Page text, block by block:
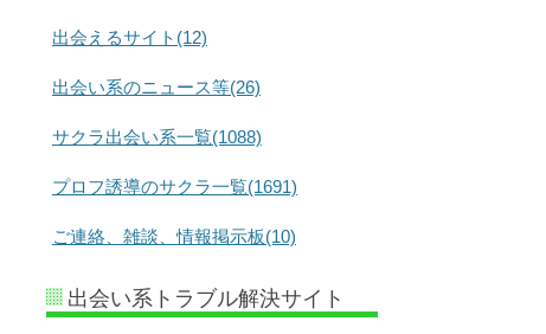
出会えるサイト(12)
出会い系のニュース等(26)
サクラ出会い系一覧(1088)
プロフ誘導のサクラ一覧(1691)
ご連絡、雑談、情報掲示板(10)
出会い系トラブル解決サイト